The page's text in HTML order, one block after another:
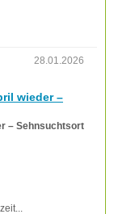
28.01.2026
wieder –
– Sehnsuchtsort